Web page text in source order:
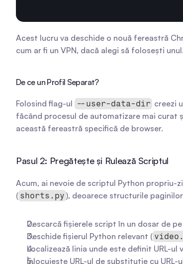
Acest lucru va deschide o nouă fereastră
cum ar fi un VPN, dacă alegi să folosești
De ce un Profil Separat?
Folosind flag-ul --user-data-dir creezi
făcând procesul de automatizare mai curat
această fereastră specifică de browser.
Pasul 2: Pregătește și Rulează Scriptul
Acum, ai nevoie de scriptul Python propriu-
( shorts.py ), deoarece structurile
Descarcă fișierele script în un dosar de
Deschide fișierul Python relevant (
Localizează linia unde este definit URL-ul
Înlocuiește URL-ul de substituție cu